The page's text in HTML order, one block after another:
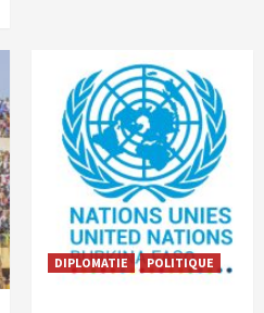
DIPLOMATIE POLITIQUE